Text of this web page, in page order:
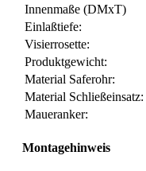
Innenmaße (DMxT)
Einlaßtiefe:
Visierrosette:
Produktgewicht:
Material Saferohr:
Material Schließeinsatz:
Maueranker:
Montagehinweis